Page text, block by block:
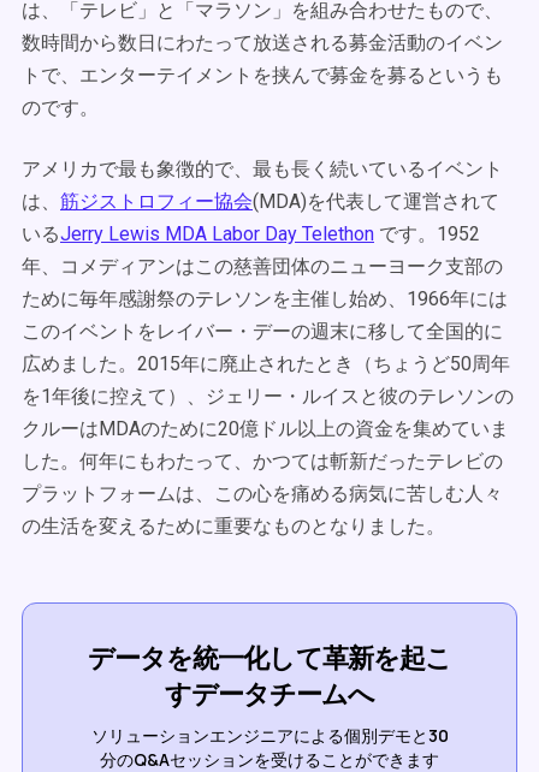
は、「テレビ」と「マラソン」を組み合わせたもので、
数時間から数日にわたって放送される募金活動のイベン
トで、エンターテイメントを挟んで募金を募るというも
のです。
アメリカで最も象徴的で、最も長く続いているイベント
は、 筋ジストロフィー協会(MDA)を代表して運営されて
いるJerry Lewis MDA Labor Day Telethon です。1952
年、コメディアンはこの慈善団体のニューヨーク支部の
ために毎年感謝祭のテレソンを主催し始め、1966年には
このイベントをレイバー・デーの週末に移して全国的に
広めました。2015年に廃止されたとき（ちょうど50周年
を1年後に控えて）、ジェリー・ルイスと彼のテレソンの
クルーはMDAのために20億ドル以上の資金を集めていま
した。何年にもわたって、かつては斬新だったテレビの
プラットフォームは、この心を痛める病気に苦しむ人々
の生活を変えるために重要なものとなりました。
データを統一化して革新を起こ
すデータチームへ
ソリューションエンジニアによる個別デモと30
分のQ&Aセッションを受けることができます